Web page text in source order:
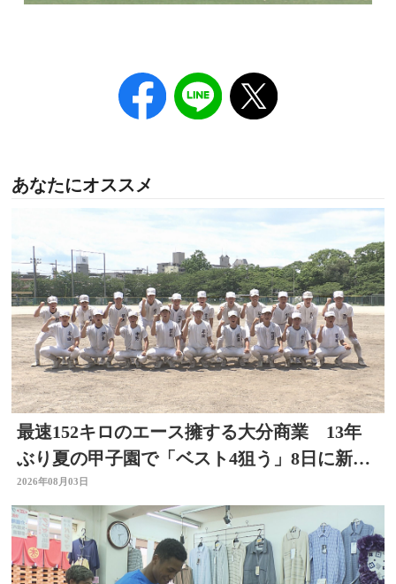
あなたにオススメ
最速152キロのエース擁する大分商業 13年
ぶり夏の甲子園で「ベスト4狙う」8日に新潟
代表と対戦
2026年08月03日